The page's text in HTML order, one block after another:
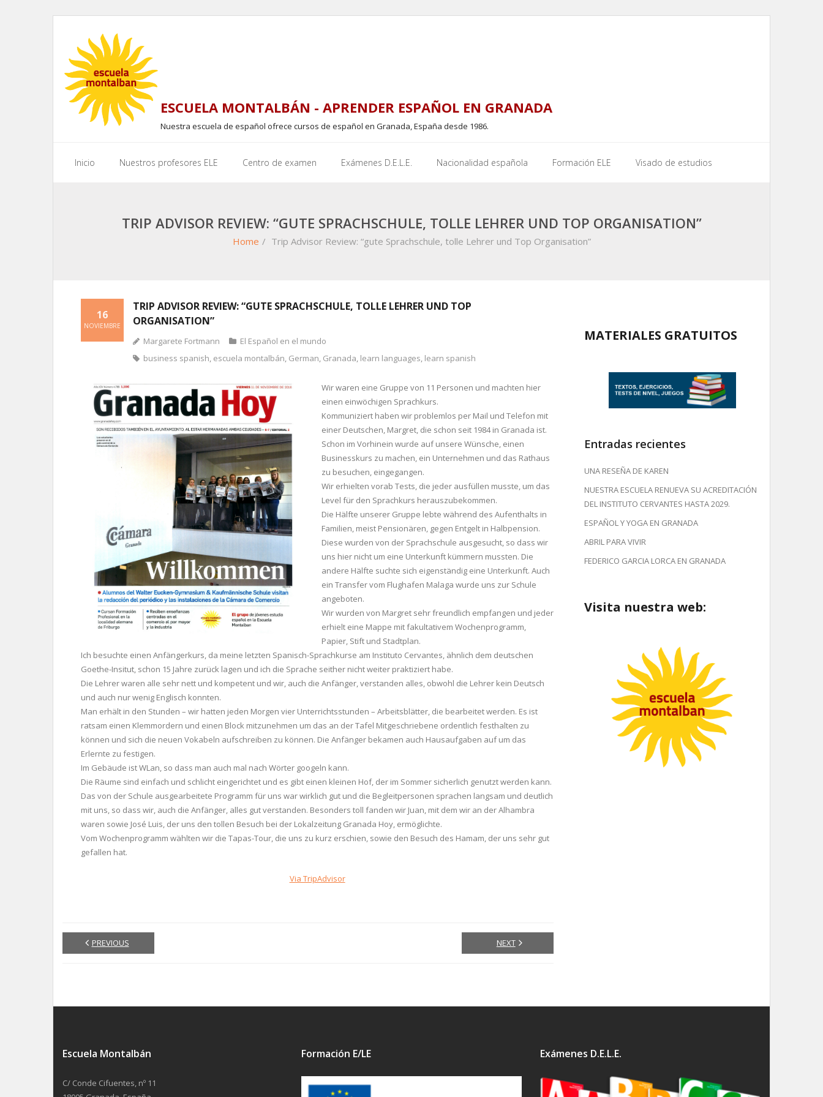
content
ESCUELA MONTALBÁN - APRENDER ESPAÑOL EN GRANADA
Nuestra escuela de español ofrece cursos de español en Granada, España desde 1986.
Inicio Nuestros profesores ELE Centro de examen Exámenes D.E.L.E. Nacionalidad española Formación ELE Visado de estudios
TRIP ADVISOR REVIEW: “GUTE SPRACHSCHULE, TOLLE LEHRER UND TOP ORGANISATION”
Home / Trip Advisor Review: “gute Sprachschule, tolle Lehrer und Top Organisation”
TRIP ADVISOR REVIEW: “GUTE SPRACHSCHULE, TOLLE LEHRER UND TOP
ORGANISATION”
16
NOVIEMBRE
Margarete Fortmann
El Español en el mundo
business spanish, escuela montalbán, German, Granada, learn languages, learn spanish
Wir waren eine Gruppe von 11 Personen und machten hier
einen einwöchigen Sprachkurs.
Kommuniziert haben wir problemlos per Mail und Telefon mit
einer Deutschen, Margret, die schon seit 1984 in Granada ist.
Schon im Vorhinein wurde auf unsere Wünsche, einen
Businesskurs zu machen, ein Unternehmen und das Rathaus
zu besuchen, eingegangen.
Wir erhielten vorab Tests, die jeder ausfüllen musste, um das
Level für den Sprachkurs herauszubekommen.
Die Hälfte unserer Gruppe lebte während des Aufenthalts in
Familien, meist Pensionären, gegen Entgelt in Halbpension.
Diese wurden von der Sprachschule ausgesucht, so dass wir
uns hier nicht um eine Unterkunft kümmern mussten. Die
andere Hälfte suchte sich eigenständig eine Unterkunft. Auch
ein Transfer vom Flughafen Malaga wurde uns zur Schule
angeboten.
Wir wurden von Margret sehr freundlich empfangen und jeder
erhielt eine Mappe mit fakultativem Wochenprogramm,
Papier, Stift und Stadtplan.
Ich besuchte einen Anfängerkurs, da meine letzten Spanisch-Sprachkurse am Instituto Cervantes, ähnlich dem deutschen
Goethe-Insitut, schon 15 Jahre zurück lagen und ich die Sprache seither nicht weiter praktiziert habe.
Die Lehrer waren alle sehr nett und kompetent und wir, auch die Anfänger, verstanden alles, obwohl die Lehrer kein Deutsch
und auch nur wenig Englisch konnten.
Man erhält in den Stunden – wir hatten jeden Morgen vier Unterrichtsstunden – Arbeitsblätter, die bearbeitet werden. Es ist
ratsam einen Klemmordern und einen Block mitzunehmen um das an der Tafel Mitgeschriebene ordentlich festhalten zu
können und sich die neuen Vokabeln aufschreiben zu können. Die Anfänger bekamen auch Hausaufgaben auf um das
Erlernte zu festigen.
Im Gebäude ist WLan, so dass man auch mal nach Wörter googeln kann.
Die Räume sind einfach und schlicht eingerichtet und es gibt einen kleinen Hof, der im Sommer sicherlich genutzt werden kann.
Das von der Schule ausgearbeitete Programm für uns war wirklich gut und die Begleitpersonen sprachen langsam und deutlich
mit uns, so dass wir, auch die Anfänger, alles gut verstanden. Besonders toll fanden wir Juan, mit dem wir an der Alhambra
waren sowie José Luis, der uns den tollen Besuch bei der Lokalzeitung Granada Hoy, ermöglichte.
Vom Wochenprogramm wählten wir die Tapas-Tour, die uns zu kurz erschien, sowie den Besuch des Hamam, der uns sehr gut
gefallen hat.
Via TripAdvisor
PREVIOUS NEXT
MATERIALES GRATUITOS
Entradas recientes
UNA RESEÑA DE KAREN
NUESTRA ESCUELA RENUEVA SU ACREDITACIÓN
DEL INSTITUTO CERVANTES HASTA 2029.
ESPAÑOL Y YOGA EN GRANADA
ABRIL PARA VIVIR
FEDERICO GARCIA LORCA EN GRANADA
Visita nuestra web:
Escuela Montalbán
C/ Conde Cifuentes, nº 11
Formación E/LE Exámenes D.E.L.E.